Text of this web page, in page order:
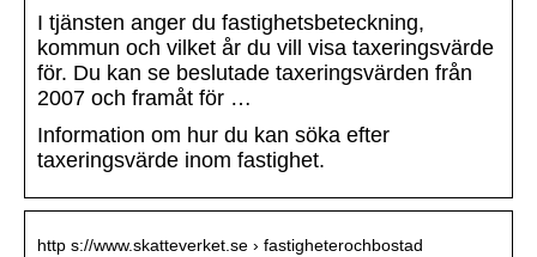
I tjänsten anger du fastighetsbeteckning,
kommun och vilket år du vill visa taxeringsvärde
för. Du kan se beslutade taxeringsvärden från
2007 och framåt för …
Information om hur du kan söka efter
taxeringsvärde inom fastighet.
http s://www.skatteverket.se › fastigheterochbostad